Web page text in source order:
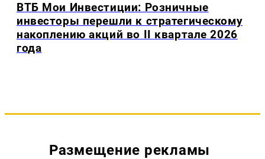
ВТБ Мои Инвестиции: Розничные
инвесторы перешли к стратегическому
накоплению акций во II квартале 2026
года
Размещение рекламы